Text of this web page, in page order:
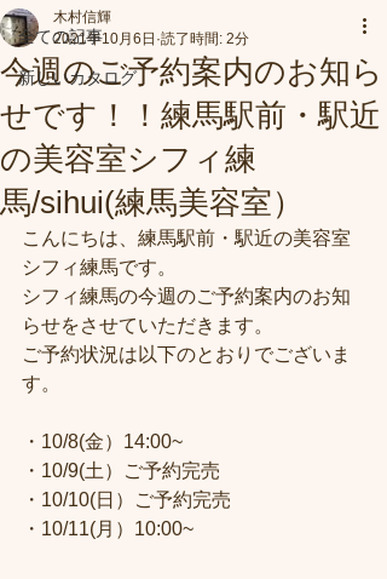
全ての記事
新しいカタログ
今週のご予約案内のお知ら
せです！！練馬駅前・駅近
の美容室シフィ練
馬/sihui(練馬美容室）
木村信輝
2021年10月6日 読了時間: 2分
こんにちは、練馬駅前・駅近の美容室
シフィ練馬です。
シフィ練馬の今週のご予約案内のお知
らせをさせていただきます。
ご予約状況は以下のとおりでございま
す。
・10/8(金）14:00~
・10/9(土）ご予約完売
・10/10(日）ご予約完売
・10/11(月）10:00~